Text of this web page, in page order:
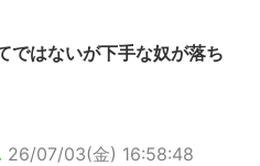
ではないが下手な奴が落ち
26/07/03(金) 16:58:48